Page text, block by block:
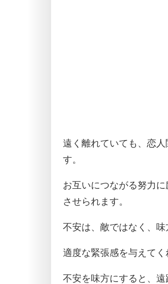
遠く離れていても、恋
す。
お互いにつながる努力
させられます。
不安は、敵ではなく、味
適度な緊張感を与えてく
不安を味方にすると、遠